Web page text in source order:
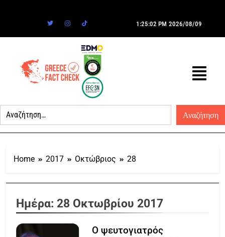
1:25:02 PM 2026/08/09
Home 2017 Οκτώβριος 28
Ημέρα: 28 Οκτωβρίου 2017
Ο ψευτογιατρός